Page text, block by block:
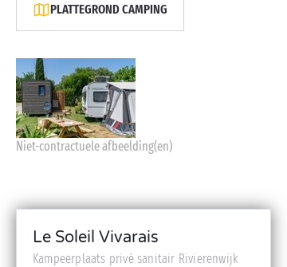
PLATTEGROND CAMPING
Niet-contractuele afbeelding(en)
Le Soleil Vivarais
Kampeerplaats privé sanitair Rivierenwijk